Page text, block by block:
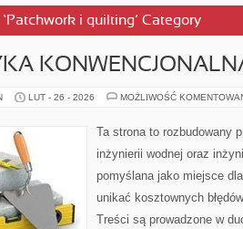
i quilting’ Category
LUT - 26 - 2026 MOŻLIWOŚĆ
Ta strona to rozbudowany
inżynierii wodnej oraz
pomyślana jako miejsce
unikać kosztownych
Treści są prowadzone w